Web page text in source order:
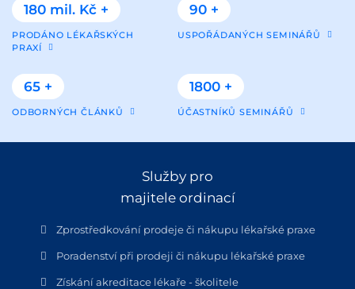
180 mil. Kč +
PRODÁNO LÉKAŘSKÝCH
PRAXÍ
90 +
USPOŘÁDANÝCH SEMINÁŘŮ
65 +
ODBORNÝCH ČLÁNKŮ
1800 +
ÚČASTNÍKŮ SEMINÁŘŮ
Služby pro
majitele ordinací
Zprostředkování prodeje či nákupu lékařské praxe
Poradenství při prodeji či nákupu lékařské praxe
Získání akreditace lékaře - školitele